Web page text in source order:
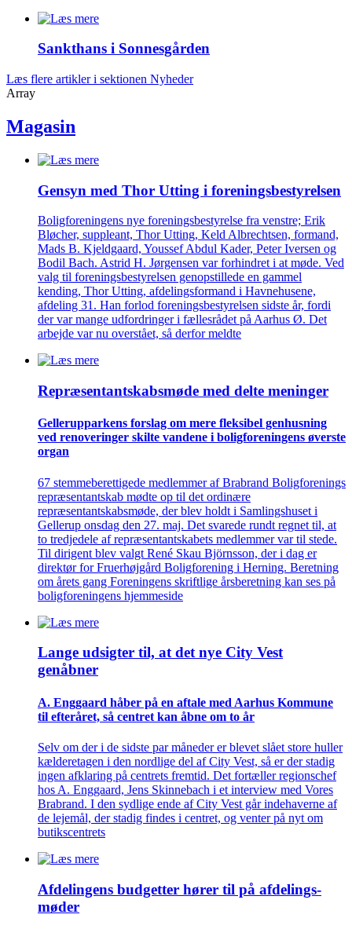
Sankthans i Sonnes­gården
Læs flere artikler i sektionen Nyheder
Array
Magasin
Gensyn med Thor Utting i forenings­bestyrelsen
Boligforeningens nye foreningsbestyrelse fra venstre; Erik
Bløcher, suppleant, Thor Utting, Keld Albrechtsen, formand,
Mads B. Kjeldgaard, Youssef Abdul Kader, Peter Iversen og
Bodil Bach. Astrid H. Jørgensen var forhindret i at møde. Ved
valg til foreningsbestyrelsen genopstillede en gammel
kending, Thor Utting, afdelingsformand i Havnehusene,
afdeling 31. Han forlod foreningsbestyrelsen sidste år, fordi
der var mange udfordringer i fællesrådet på Aarhus Ø. Det
arbejde var nu overstået, så derfor meldte
Repræsentant­skabs­møde med delte meninger
Gellerup­parkens forslag om mere fleksibel genhusning
ved renove­ringer skilte vandene i bolig­foreningens øverste
organ
67 stemmeberettigede medlemmer af Brabrand Boligforenings
repræsentantskab mødte op til det ordinære
repræsentantskabsmøde, der blev holdt i Samlingshuset i
Gellerup onsdag den 27. maj. Det svarede rundt regnet til, at
to tredjedele af repræsentantskabets medlemmer var til stede.
Til dirigent blev valgt René Skau Björnsson, der i dag er
direktør for Fruerhøjgård Boligforening i Herning. Beretning
om årets gang Foreningens skriftlige årsberetning kan ses på
boligforeningens hjemmeside
Lange udsigter til, at det nye City Vest
genåbner
A. Enggaard håber på en aftale med Aarhus Kommune
til efteråret, så centret kan åbne om to år
Selv om der i de sidste par måneder er blevet slået store huller
kælderetagen i den nordlige del af City Vest, så er der stadig
ingen afklaring på centrets fremtid. Det fortæller regionschef
hos A. Enggaard, Jens Skinnebach i et interview med Vores
Brabrand. I den sydlige ende af City Vest går indehaverne af
de lejemål, der stadig findes i centret, og venter på nyt om
butikscentrets
Afdelingens budgetter hører til på afdelings­
møder